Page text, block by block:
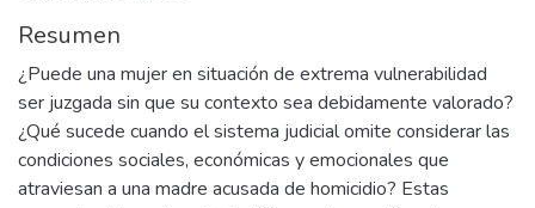
Resumen
¿Puede una mujer en situación de extrema vulnerabilidad
ser juzgada sin que su contexto sea debidamente valorado?
¿Qué sucede cuando el sistema judicial omite considerar las
condiciones sociales, económicas y emocionales que
atraviesan a una madre acusada de homicidio? Estas